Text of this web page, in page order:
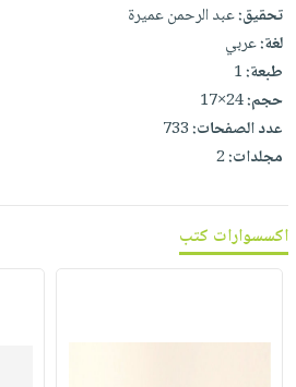
تحقيق:عبد الرحمن عميرة
لغة:عربي
طبعة:1
حجم:24×17
عدد الصفحات:733
مجلدات:2
اكسسوارات كتب